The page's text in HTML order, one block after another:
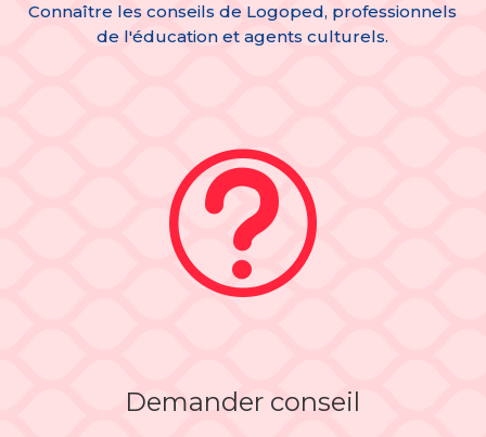
Connaître les conseils de Logoped, professionnels
de l'éducation et agents culturels.
t
Demander conseil